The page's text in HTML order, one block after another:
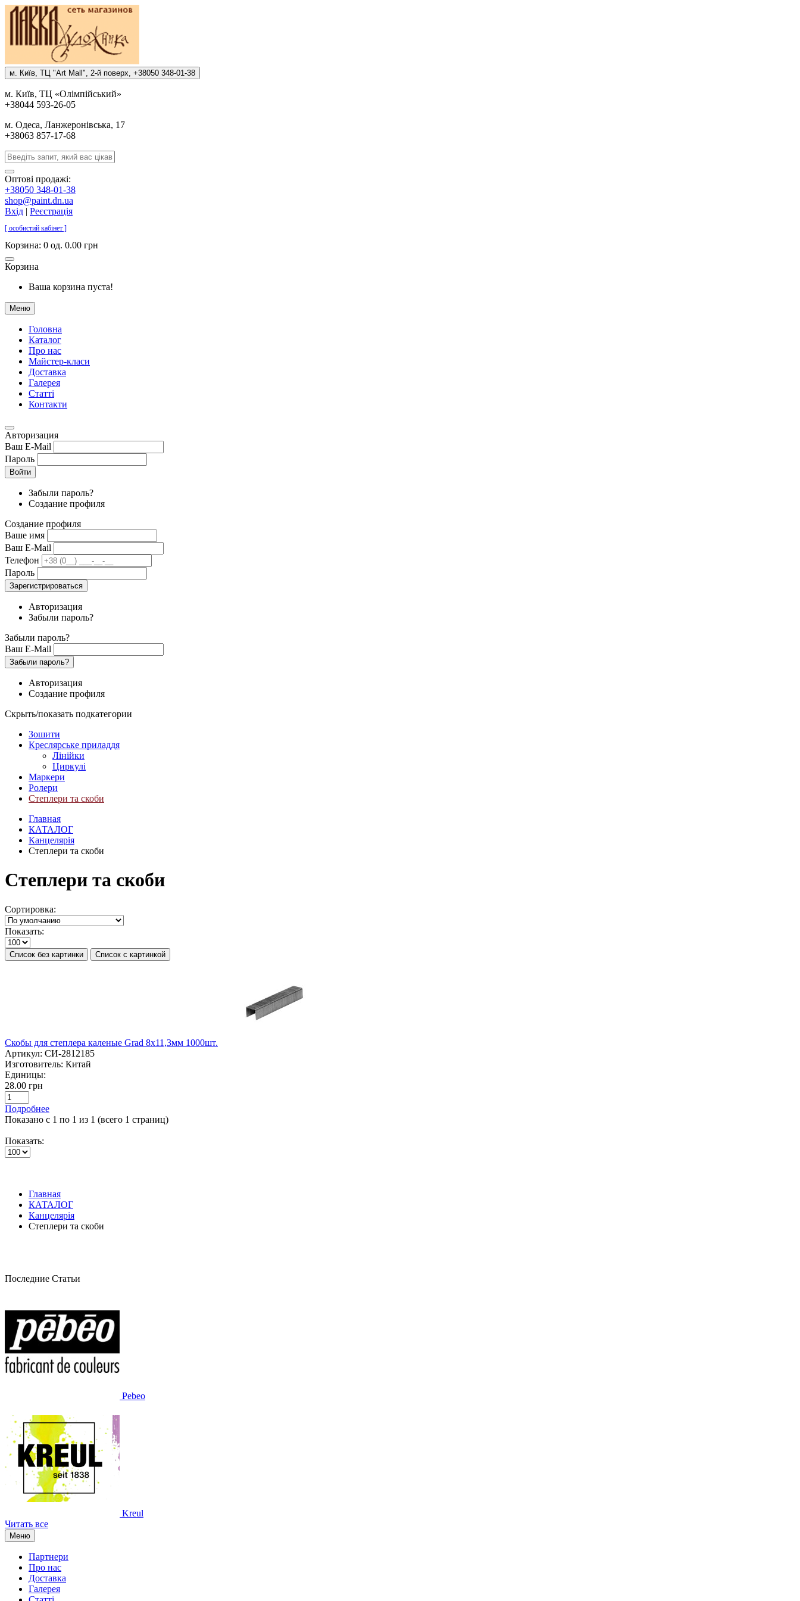
м. Киïв, ТЦ "Art Mall", 2-й поверх, +38050 348-01-38
м. Киïв, ТЦ «Олiмпiйський»
+38044 593-26-05
м. Одеса, Ланжеронiвська, 17
+38063 857-17-68
Оптові продажі:
+38050 348-01-38
shop@paint.dn.ua
Вхід | Реєстрація
[ особистий кабінет ]
Корзина: 0 од. 0.00 грн
Корзина
Ваша корзина пуста!
Меню
Головна
Каталог
Про нас
Майстер-класи
Доставка
Галерея
Статтi
Контакти
Авторизация
Ваш E-Mail
Пароль
Войти
Забыли пароль?
Создание профиля
Создание профиля
Ваше имя
Ваш E-Mail
Телефон
Пароль
Зарегистрироваться
Авторизация
Забыли пароль?
Забыли пароль?
Ваш E-Mail
Забыли пароль?
Авторизация
Создание профиля
Скрыть/показать подкатегории
Зошити
Креслярське приладдя
Лінійки
Циркулі
Маркери
Ролери
Степлери та скоби
Главная
КАТАЛОГ
Канцелярія
Степлери та скоби
Степлери та скоби
Сортировка:
Показать:
Список без картинки Список с картинкой
Скобы для степлера каленые Grad 8х11,3мм 1000шт.
Артикул: СИ-2812185
Изготовитель: Китай
Единицы:
28.00 грн
Подробнее
Показано с 1 по 1 из 1 (всего 1 страниц)
Показать:
Главная
КАТАЛОГ
Канцелярія
Степлери та скоби
Последние Статьи
Pebeo
Kreul
Читать все
Меню
Партнери
Про нас
Доставка
Галерея